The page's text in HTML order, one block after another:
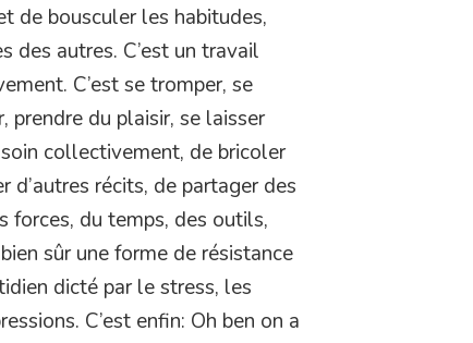
de bousculer les habitudes,
des autres. C’est un travail
C’est se tromper, se
prendre du plaisir, se laisser
soin collectivement, de bricoler
d’autres récits, de partager des
forces, du temps, des outils,
sûr une forme de résistance
dicté par le stress, les
C’est enfin: Oh ben on a